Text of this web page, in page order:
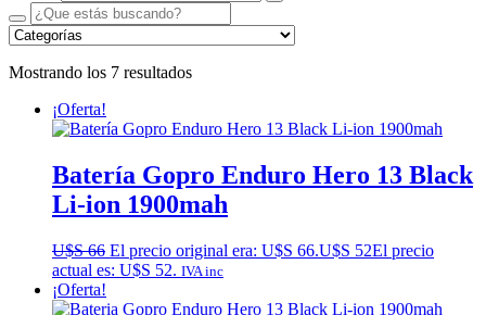
Mostrando los 7 resultados
¡Oferta!
Batería Gopro Enduro Hero 13 Black
Li-ion 1900mah
U$S66 El precio original era: U$S 66.U$S 52El precio
actual es: U$S 52. IVA inc
¡Oferta!